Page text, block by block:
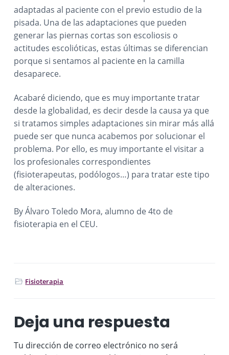
adaptadas al paciente con el previo estudio de la
pisada. Una de las adaptaciones que pueden
generar las piernas cortas son escoliosis o
actitudes escolióticas, estas últimas se diferencian
porque si sentamos al paciente en la camilla
desaparece.
Acabaré diciendo, que es muy importante tratar
desde la globalidad, es decir desde la causa ya que
si tratamos simples adaptaciones sin mirar más allá
puede ser que nunca acabemos por solucionar el
problema. Por ello, es muy importante el visitar a
los profesionales correspondientes
(fisioterapeutas, podólogos…) para tratar este tipo
de alteraciones.
By Álvaro Toledo Mora, alumno de 4to de
fisioterapia en el CEU.
Fisioterapia
Deja una respuesta
Tu dirección de correo electrónico no será